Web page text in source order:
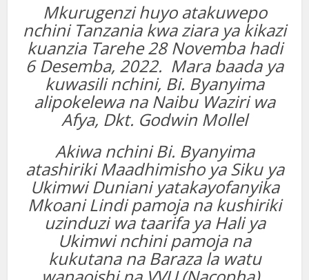
Mkurugenzi huyo atakuwepo
nchini Tanzania kwa ziara ya kikazi
kuanzia Tarehe 28 Novemba hadi
6 Desemba, 2022. Mara baada ya
kuwasili nchini, Bi. Byanyima
alipokelewa na Naibu Waziri wa
Afya, Dkt. Godwin Mollel
Akiwa nchini Bi. Byanyima
atashiriki Maadhimisho ya Siku ya
Ukimwi Duniani yatakayofanyika
Mkoani Lindi pamoja na kushiriki
uzinduzi wa taarifa ya Hali ya
Ukimwi nchini pamoja na
kukutana na Baraza la watu